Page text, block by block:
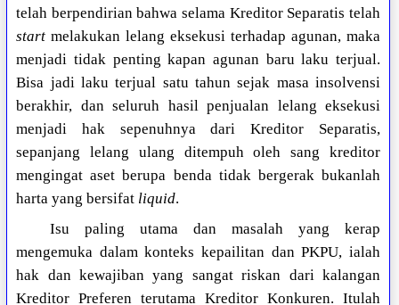
telah berpendirian bahwa selama Kreditor Separatis telah
start melakukan lelang eksekusi terhadap agunan, maka
menjadi tidak penting kapan agunan baru laku terjual.
Bisa jadi laku terjual satu tahun sejak masa insolvensi
berakhir, dan seluruh hasil penjualan lelang eksekusi
menjadi hak sepenuhnya dari Kreditor Separatis,
sepanjang lelang ulang ditempuh oleh sang kreditor
mengingat aset berupa benda tidak bergerak bukanlah
harta yang bersifat liquid.
Isu paling utama dan masalah yang kerap
mengemuka dalam konteks kepailitan dan PKPU, ialah
hak dan kewajiban yang sangat riskan dari kalangan
Kreditor Preferen terutama Kreditor Konkuren. Itulah